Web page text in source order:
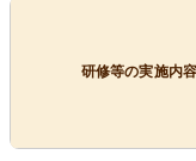
研修等の実施内容